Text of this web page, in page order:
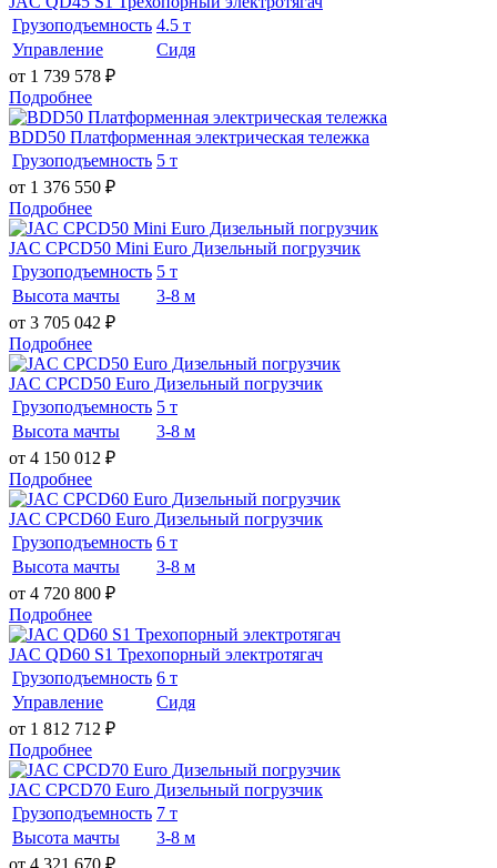
Грузоподъемность 4.5 т
Управление
Сидя
от 1 739 578 ₽
Подробнее
BDD50 Платформенная электрическая тележка
Грузоподъемность 5 т
от 1 376 550 ₽
Подробнее
JAC CPCD50 Mini Euro Дизельный погрузчик
Грузоподъемность 5 т
Высота мачты
3-8 м
от 3 705 042 ₽
Подробнее
JAC CPCD50 Euro Дизельный погрузчик
Грузоподъемность 5 т
Высота мачты
3-8 м
от 4 150 012 ₽
Подробнее
JAC CPCD60 Euro Дизельный погрузчик
Грузоподъемность 6 т
Высота мачты
3-8 м
от 4 720 800 ₽
Подробнее
JAC QD60 S1 Трехопорный электротягач
Грузоподъемность 6 т
Управление
Сидя
от 1 812 712 ₽
Подробнее
JAC CPCD70 Euro Дизельный погрузчик
Грузоподъемность 7 т
Высота мачты
3-8 м